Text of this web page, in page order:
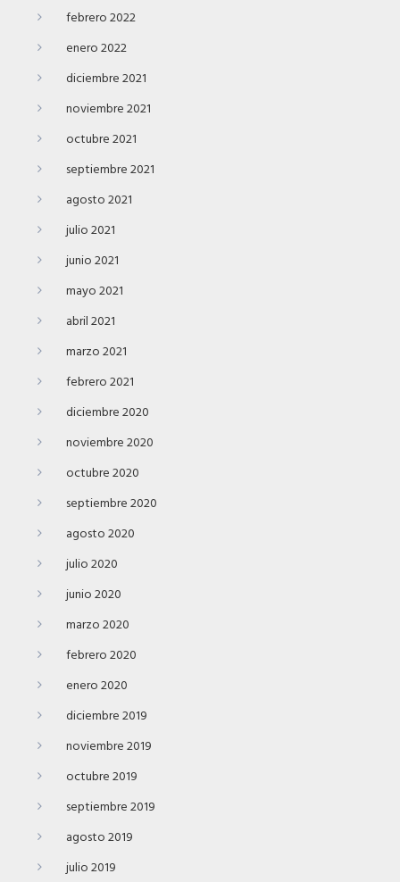
febrero 2022
enero 2022
diciembre 2021
noviembre 2021
octubre 2021
septiembre 2021
agosto 2021
julio 2021
junio 2021
mayo 2021
abril 2021
marzo 2021
febrero 2021
diciembre 2020
noviembre 2020
octubre 2020
septiembre 2020
agosto 2020
julio 2020
junio 2020
marzo 2020
febrero 2020
enero 2020
diciembre 2019
noviembre 2019
octubre 2019
septiembre 2019
agosto 2019
julio 2019